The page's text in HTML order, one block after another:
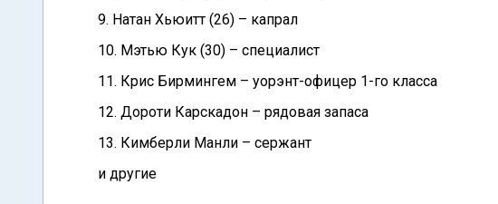
9. Натан Хьюитт (26) – капрал
10. Мэтью Кук (30) – специалист
11. Крис Бирмингем – уорэнт-офицер 1-го класса
12. Дороти Карскадон – рядовая запаса
13. Кимберли Манли – сержант
и другие